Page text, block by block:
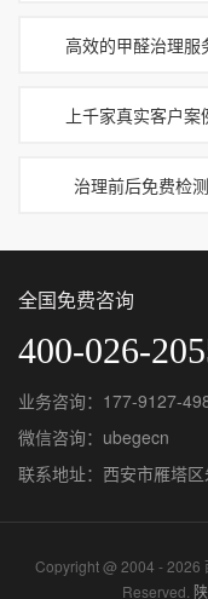
高效的甲醛治理服
上千家真实客户案
治理前后免费检测
全国免费咨询
400-026-
业务咨询：177-9127-
微信咨询：ubegecn
联系地址：西安市雁塔
Copyright @ 2004 - 2026
Reserved.